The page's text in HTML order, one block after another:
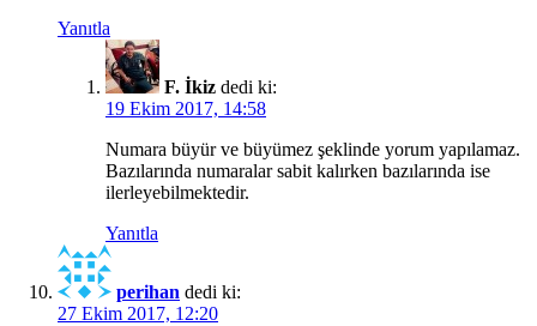
Yanıtla
F. İkiz dedi ki:
19 Ekim 2017, 14:58
Numara büyür ve büyümez şeklinde yorum yapılamaz.
Bazılarında numaralar sabit kalırken bazılarında ise
ilerleyebilmektedir.
Yanıtla
perihan dedi ki:
27 Ekim 2017, 12:20